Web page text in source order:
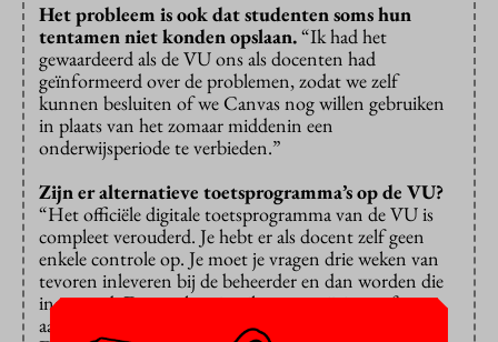
Het probleem is ook dat studenten soms hun
tentamen niet konden opslaan.“Ik had het
gewaardeerd als de VU ons als docenten had
geïnformeerd over de problemen, zodat we zelf
kunnen besluiten of we Canvas nog willen gebruiken
in plaats van het zomaar middenin een
onderwijsperiode te verbieden.”
Zijn er alternatieve toetsprogramma’s op de VU?
“Het officiële digitale toetsprogramma van de VU is
compleet verouderd. Je hebt er als docent zelf geen
enkele controle op. Je moet je vragen drie weken van
tevoren inleveren bij de beheerder en dan worden die
ingevoerd. Daarna kun je niks meer wijzigen of
aanpassen. Dat is voor veel docenten niet werkbaar.